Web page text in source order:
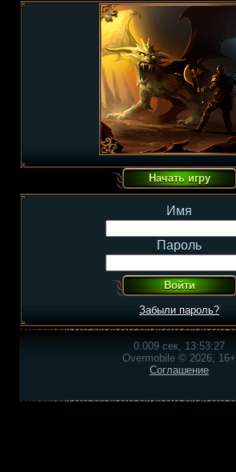
Имя
Пароль
Забыли пароль?
0.009 сек, 13:53:27
Overmobile © 2026, 16+
Соглашение